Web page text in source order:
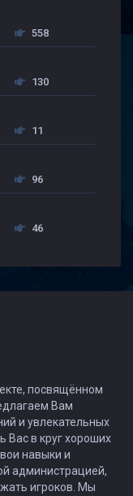
558
130
11
96
46
посвящённом
Вам
и увлекательных
Вас в круг хороших
навыки и
администрацией,
игроков. Мы